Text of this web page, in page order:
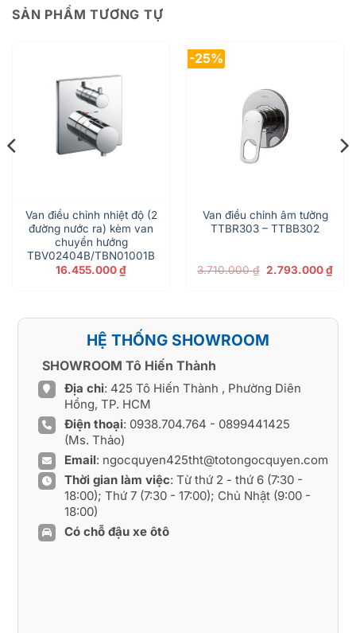
SẢN PHẨM TƯƠNG TỰ
Van điều chỉnh nhiệt độ (2
đường nước ra) kèm van
chuyển hướng
TBV02404B/TBN01001B
16.455.000₫
-25%
Van điều chỉnh âm tường
TTBR303 – TTBB302
3.710.000₫ Giá
2.793.000₫Giá
hiện
HỆ THỐNG SHOWROOM
SHOWROOM Tô Hiến Thành
Địa chỉ: 425 Tô Hiến Thành , Phường Diên
Hồng, TP. HCM
Điện thoại: 0938.704.764 - 0899441425
(Ms. Thảo)
Email: ngocquyen425tht@totongocquyen.com
Thời gian làm việc: Từ thứ 2 - thứ 6 (7:30 -
18:00); Thứ 7 (7:30 - 17:00); Chủ Nhật (9:00 -
18:00)
Có chỗ đậu xe ôtô